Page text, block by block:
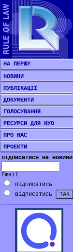
НА ПЕРШУ
НОВИНИ
ПУБЛІКАЦІЇ
ДОКУМЕНТИ
ГОЛОСУВАННЯ
РЕСУРСИ ДЛЯ НУО
ПРО НАС
ПРОЕКТИ
підписатися на новини
Email
підписатись
відписатись